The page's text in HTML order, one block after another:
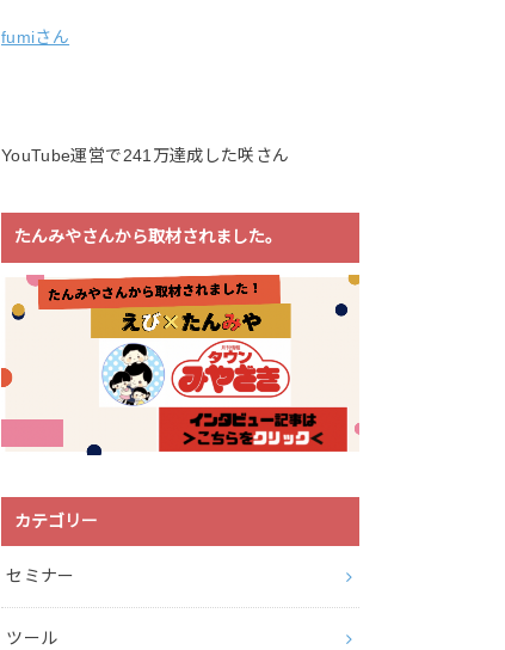
fumiさん
YouTube運営で241万達成した咲さん
たんみやさんから取材されました。
カテゴリー
セミナー
ツール